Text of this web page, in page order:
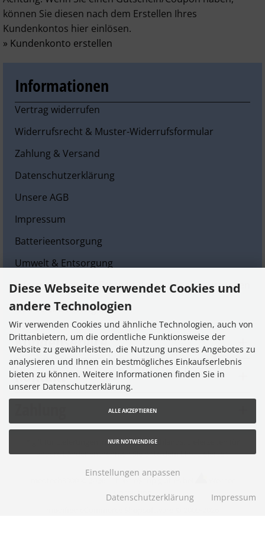
SONSTIGES
können Sie diesen nach dem Erstellen Ihres
Kundenkontos hier einlösen.
» Kundenkonto erstellen
Informationen
Vertrag widerrufen
Widerrufsrecht & Muster-Widerrufsformular
Zahlung & Versand
Datenschutzerklärung
Unsere AGB
Impressum
Batterieentsorgung
Umwelt & Entsorgung
Informationen zur Echtheit der Kundenbewertungen
Cookie Einstellungen
Kundenservice
Kontakt
* gilt für Lieferungen innerhalb Deutschlands, Lieferzeiten für
andere Länder entnehmen Sie bitte dem LinkLieferzeit
Ihren eShop gibt es bei
Consulting
Diese Webseite verwendet Cookies und
andere Technologien
Wir verwenden Cookies und ähnliche Technologien, auch von
Drittanbietern, um die ordentliche Funktionsweise der
Website zu gewährleisten, die Nutzung unseres Angebotes zu
analysieren und Ihnen ein bestmögliches Einkaufserlebnis
bieten zu können. Weitere Informationen finden Sie in
unserer Datenschutzerklärung.
ALLE AKZEPTIEREN
NUR NOTWENDIGE
Einstellungen anpassen
Datenschutzerklärung Impressum